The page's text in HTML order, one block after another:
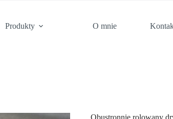
Produkty O mnie